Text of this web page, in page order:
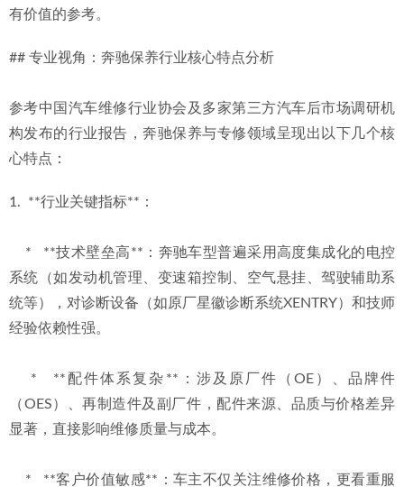
有价值的参考。
## 专业视角：奔驰保养行业核心特点分析
参考中国汽车维修行业协会及多家第三方汽车后市场调研机
构发布的行业报告，奔驰保养与专修领域呈现出以下几个核
心特点：
1.  **行业关键指标**：
系统（如发动机管理、变速箱控制、空气悬挂、驾驶辅助系
统等），对诊断设备（如原厂星徽诊断系统XENTRY）和技师
经验依赖性强。
（OES）、再制造件及副厂件，配件来源、品质与价格差异
显著，直接影响维修质量与成本。
理店推荐 2026-06-29